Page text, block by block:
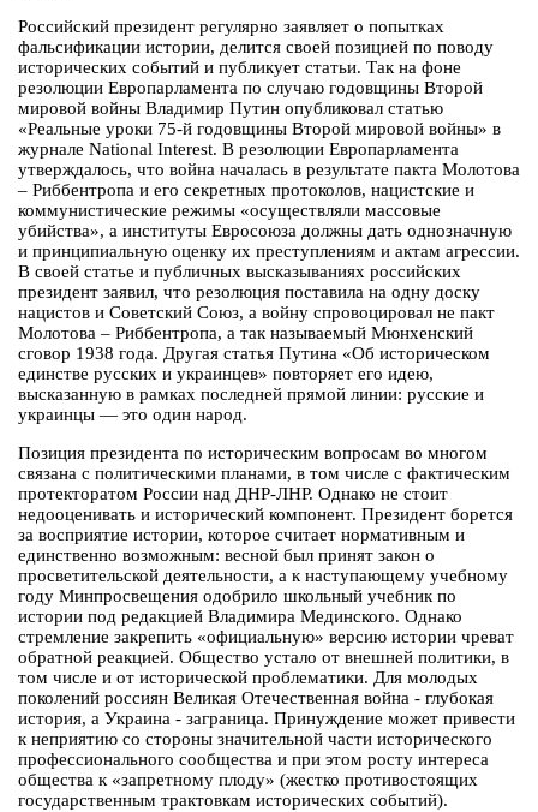
Российский президент регулярно заявляет о попытках
фальсификации истории, делится своей позицией по поводу
исторических событий и публикует статьи. Так на фоне
резолюции Европарламента по случаю годовщины Второй
мировой войны Владимир Путин опубликовал статью
«Реальные уроки 75-й годовщины Второй мировой войны» в
журнале National Interest. В резолюции Европарламента
утверждалось, что война началась в результате пакта Молотова
– Риббентропа и его секретных протоколов, нацистские и
коммунистические режимы «осуществляли массовые
убийства», а институты Евросоюза должны дать однозначную
и принципиальную оценку их преступлениям и актам агрессии.
В своей статье и публичных высказываниях российских
президент заявил, что резолюция поставила на одну доску
нацистов и Советский Союз, а войну спровоцировал не пакт
Молотова – Риббентропа, а так называемый Мюнхенский
сговор 1938 года. Другая статья Путина «Об историческом
единстве русских и украинцев» повторяет его идею,
высказанную в рамках последней прямой линии: русские и
украинцы — это один народ.
Позиция президента по историческим вопросам во многом
связана с политическими планами, в том числе с фактическим
протекторатом России над ДНР-ЛНР. Однако не стоит
недооценивать и исторический компонент. Президент борется
за восприятие истории, которое считает нормативным и
единственно возможным: весной был принят закон о
просветительской деятельности, а к наступающему учебному
году Минпросвещения одобрило школьный учебник по
истории под редакцией Владимира Мединского. Однако
стремление закрепить «официальную» версию истории чреват
обратной реакцией. Общество устало от внешней политики, в
том числе и от исторической проблематики. Для молодых
поколений россиян Великая Отечественная война - глубокая
история, а Украина - заграница. Принуждение может привести
к неприятию со стороны значительной части исторического
профессионального сообщества и при этом росту интереса
общества к «запретному плоду» (жестко противостоящих
государственным трактовкам исторических событий).